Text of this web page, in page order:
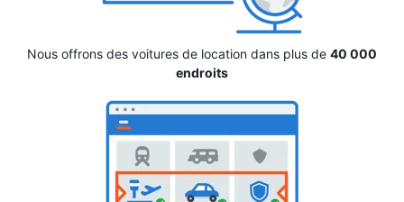
Nous offrons des voitures de location dans plus de 40 000
endroits